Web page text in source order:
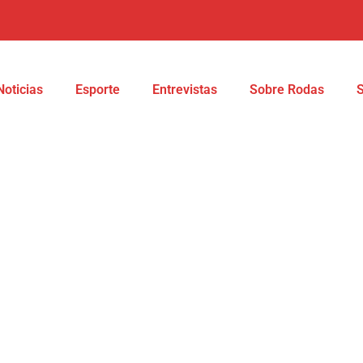
Esporte Entrevistas Sobre Rodas